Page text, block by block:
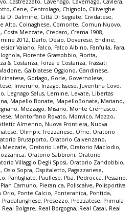
, Castrezzato, Cavenago, Cavernago, Cavlera,
, Cene, Centrolago, Chignolo, Ciliverghe
Di Dalmine, Città Di Segrate, Cividatese,
Alto, Colnaghese, Comonte, Comun Nuovo,
, Costa Mezzate, Credaro, Crema 1908,
2012, Darfo, Desio, Doverese, Endine,
Vaiano, Falco, Falco Albino, Fanfulla, Fara,
, Fiorente Grassobbio, Fiorita,
& Costanza, Forza e Costanza, Frassati
, Galbiatese Oggiono, Gandinese,
, Gorlago, Gorle, Governolese,
, Inveruno, Inzago, Issese, Juventina Covo,
, Legnago Salus, Lemine, Levate, Libertas
, Mapello Bonate, MapelloBonate, Mariano,
, Mezzago, Misano, Monte Cremasco,
, Montorfano Rovato, Monvico, Mozzo,
Almenno, Nuova Frontiera, Nuova
, Olimpic Trezzanese, Ome, Oratorio
Brusaporto, Oratorio Calvenzano,
Mezzate, Oratorio Leffe, Oratorio Maclodio,
, Oratorio Sabbioni, Oratorio
Villaggio Degli Sposi, Oratorio Zandobbio,
, Osio Sopra, Ospitaletto, Pagazzanese,
, Pantigliate, Paullese, Pba, Pedrocca, Pessano,
Pian Camuno, Pieranica, Poliscalve, Polisportiva
Orio, Ponte Calcio, Ponteranica, Pontida,
Pradalunghese, Presezzo, Prezzatese, Primula
Real Bolgare, Real Borgogna, Real Casal, Real